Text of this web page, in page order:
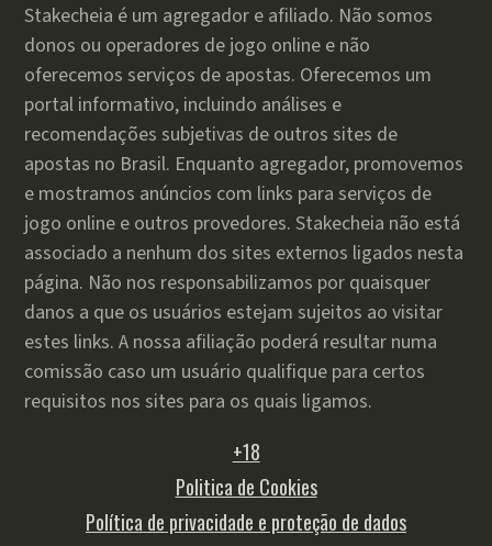
Stakecheia é um agregador e afiliado. Não somos
donos ou operadores de jogo online e não
oferecemos serviços de apostas. Oferecemos um
portal informativo, incluindo análises e
recomendações subjetivas de outros sites de
apostas no Brasil. Enquanto agregador, promovemos
e mostramos anúncios com links para serviços de
jogo online e outros provedores. Stakecheia não está
associado a nenhum dos sites externos ligados nesta
página. Não nos responsabilizamos por quaisquer
danos a que os usuários estejam sujeitos ao visitar
estes links. A nossa afiliação poderá resultar numa
comissão caso um usuário qualifique para certos
requisitos nos sites para os quais ligamos.
+18
Politica de Cookies
Política de privacidade e proteção de dados